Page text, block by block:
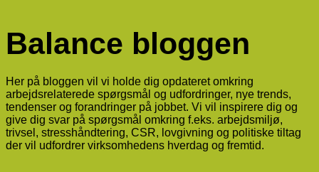
Balance bloggen
Her på bloggen vil vi holde dig opdateret omkring
arbejdsrelaterede spørgsmål og udfordringer, nye trends,
tendenser og forandringer på jobbet. Vi vil inspirere dig og
give dig svar på spørgsmål omkring f.eks. arbejdsmiljø,
trivsel, stresshåndtering, CSR, lovgivning og politiske tiltag
der vil udfordrer virksomhedens hverdag og fremtid.